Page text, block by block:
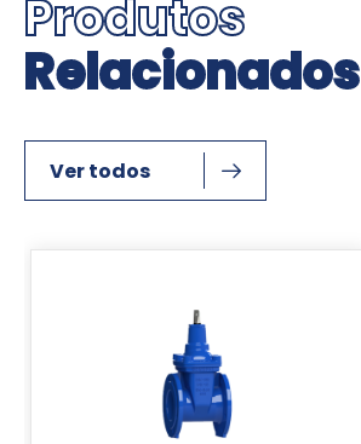
Produtos
Relacionados
Ver todos